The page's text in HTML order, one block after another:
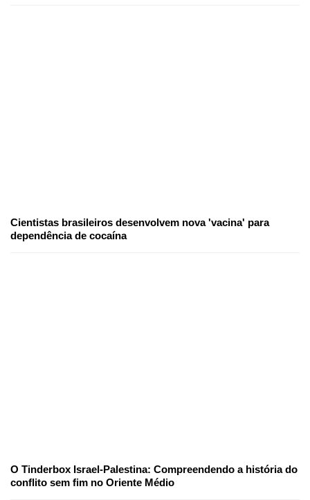
Cientistas brasileiros desenvolvem nova 'vacina' para
dependência de cocaína
O Tinderbox Israel-Palestina: Compreendendo a história do
conflito sem fim no Oriente Médio